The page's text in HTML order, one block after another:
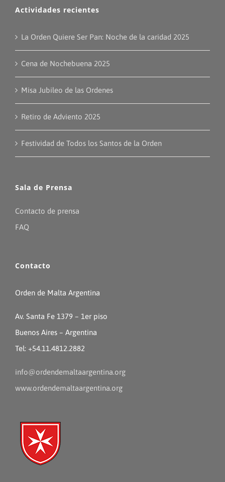
Actividades recientes
La Orden Quiere Ser Pan: Noche de la caridad 2025
Cena de Nochebuena 2025
Misa Jubileo de las Ordenes
Retiro de Adviento 2025
Festividad de Todos los Santos de la Orden
Sala de Prensa
Contacto de prensa
FAQ
Contacto
Orden de Malta Argentina
Av. Santa Fe 1379 – 1er piso
Buenos Aires – Argentina
Tel: +54.11.4812.2882
info@ordendemaltaargentina.org
www.ordendemaltaargentina.org